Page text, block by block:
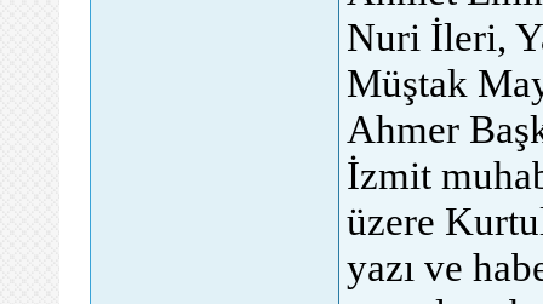
Nuri İleri,
Müştak
Ahmer
İzmit
üzere
yazı ve